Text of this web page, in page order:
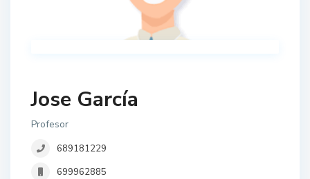
Jose García
Profesor
689181229
699962885